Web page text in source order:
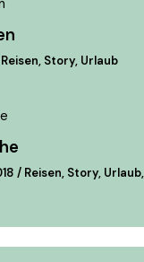
Reisen, Story, Urlaub
/ Reisen, Story, Urlaub